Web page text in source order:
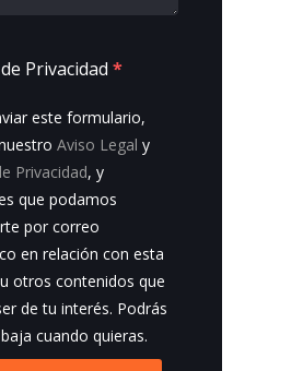
Privacidad *
este formulario,
Aviso Legal y
Privacidad, y
que podamos
por correo
en relación con esta
otros contenidos que
de tu interés. Podrás
cuando quieras.